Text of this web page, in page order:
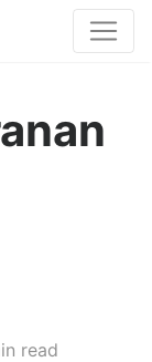
read